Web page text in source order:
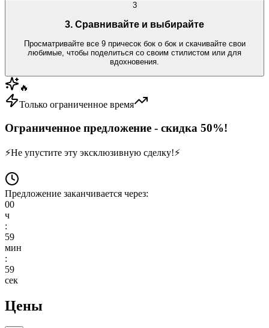
3
3. Сравнивайте и выбирайте
Просматривайте все 9 причесок бок о бок и скачивайте свои
любимые, чтобы поделиться со своим стилистом или для
вдохновения.
🔥
Только ограниченное время
Ограниченное предложение - скидка 50%!
⚡Не упустите эту эксклюзивную сделку!⚡
Предложение заканчивается через:
00
ч
:
59
мин
:
59
сек
Цены